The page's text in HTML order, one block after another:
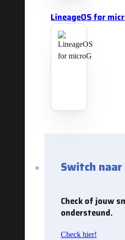
LineageOS for
Switch naar
Check of jouw
ondersteund.
Check hier!